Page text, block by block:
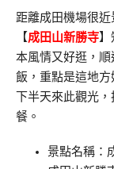
距離成田機場很近
【成田山新勝寺】
本風情又好逛，
飯，重點是這地
下半天來此觀光
餐。
景點名稱：